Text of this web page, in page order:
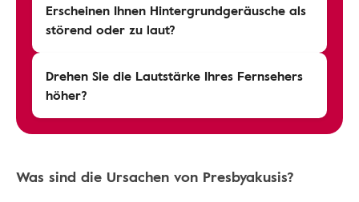
Erscheinen Ihnen Hintergrundgeräusche als
störend oder zu laut?
Drehen Sie die Lautstärke Ihres Fernsehers
höher?
Was sind die Ursachen von Presbyakusis?